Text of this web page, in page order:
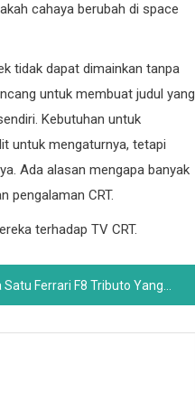
cahaya berubah di space
tidak dapat dimainkan tanpa
untuk membuat judul yang
Kebutuhan untuk
untuk mengaturnya, tetapi
Ada alasan mengapa banyak
pengalaman CRT.
terhadap TV CRT.
F8 Tributo Yang Dijual Di AS Pada Tahun 2023